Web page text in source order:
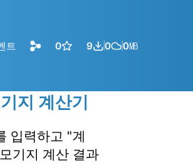
트 0 9 0 0㎆︎
지 계산기
입력하고 "계
기지 계산 결과